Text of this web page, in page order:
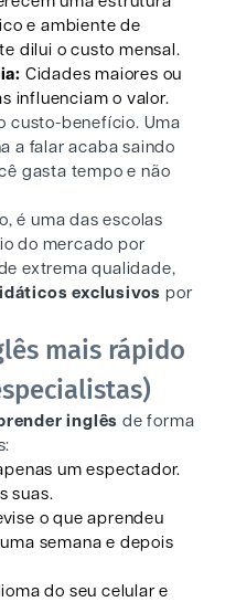
e ambiente de
dilui o custo mensal.
Cidades maiores ou
influenciam o valor.
custo-benefício. Uma
a falar acaba saindo
gasta tempo e não
é uma das escolas
do mercado por
extrema qualidade,
exclusivos por
mais rápido
inglês de forma
um espectador.
suas.
o que aprendeu
semana e depois
do seu celular e